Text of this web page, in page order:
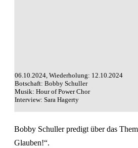
06.10.2024, Wiederholung: 12.10.2024
Botschaft: Bobby Schuller
Musik: Hour of Power Chor
Interview: Sara Hagerty
Bobby Schuller predigt über das
Glauben!“.